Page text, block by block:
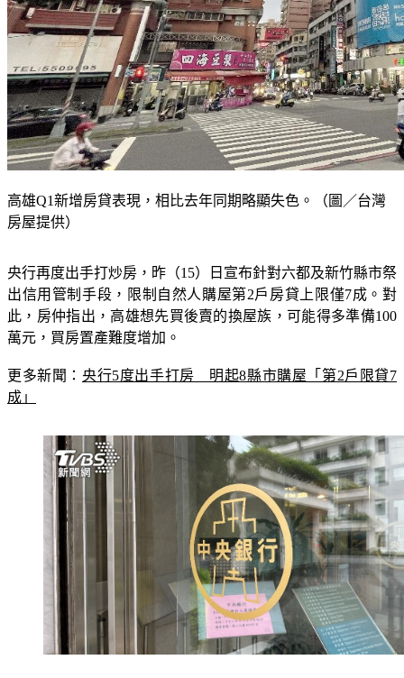
高雄Q1新增房貸表現，相比去年同期略顯失色。（圖／台灣
房屋提供）
央行再度出手打炒房，昨（15）日宣布針對六都及新竹縣市祭
出信用管制手段，限制自然人購屋第2戶房貸上限僅7成。對
此，房仲指出，高雄想先買後賣的換屋族，可能得多準備100
萬元，買房置產難度增加。
更多新聞： 央行5度出手打房　明起8縣市購屋「第2戶限貸7
成」